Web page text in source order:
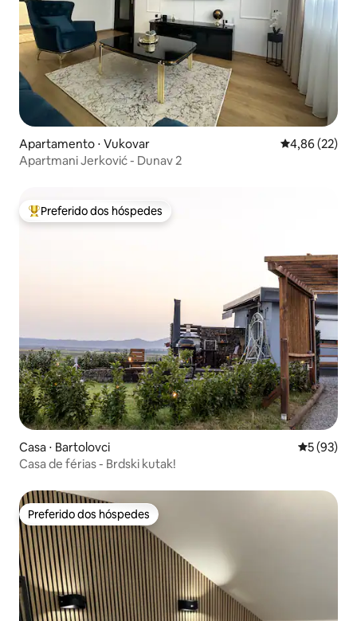
Apartamento ⋅ Vukovar 4,86 de uma
4,86 (22)
Apartmani Jerković - Dunav 2
Entre os melhores preferidos dos hóspedes
Preferido dos hóspedes
Casa ⋅ Bartolovci 5 de uma
5 (93)
Casa de férias - Brdski kutak!
Preferido dos hóspedes
Preferido dos hóspedes